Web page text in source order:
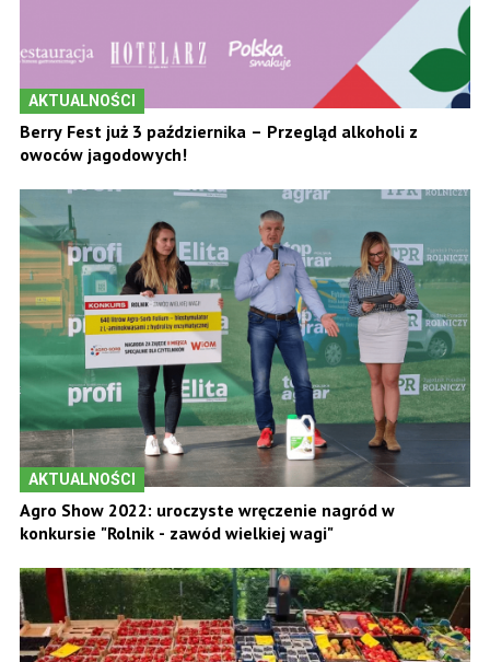
AKTUALNOŚCI
Berry Fest już 3 października – Przegląd alkoholi z
owoców jagodowych!
AKTUALNOŚCI
Agro Show 2022: uroczyste wręczenie nagród w
konkursie "Rolnik - zawód wielkiej wagi"